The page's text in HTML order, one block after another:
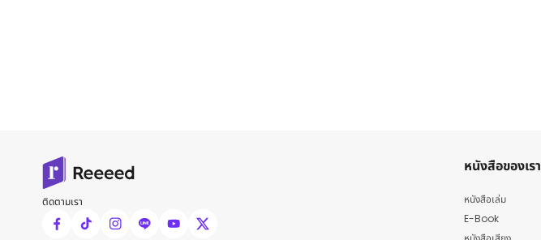
ติดตามเรา
หนังสือของเรา
หนังสือเล่ม
E-Book